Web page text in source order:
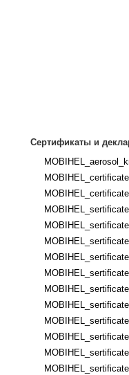
Сертификаты и